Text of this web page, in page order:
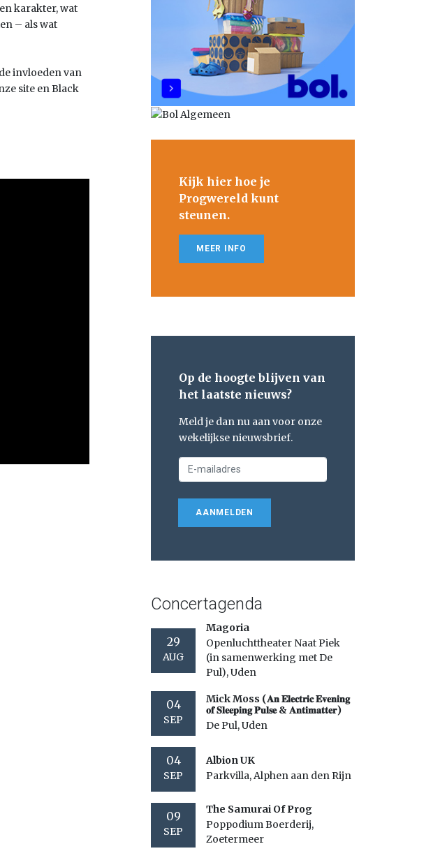
karakter, wat
– als wat
invloeden van
site en Black
Kijk hier hoe je
Progwereld kunt
steunen.
MEER INFO
Op de hoogte blijven van
het laatste nieuws?
Meld je dan nu aan voor onze
wekelijkse nieuwsbrief.
AANMELDEN
Concertagenda
29
AUG
Magoria
Openluchttheater Naat Piek
(in samenwerking met De
Pul), Uden
04
SEP
Mick Moss (𝐀𝐧 𝐄𝐥𝐞𝐜𝐭𝐫𝐢𝐜 𝐄𝐯𝐞𝐧𝐢𝐧𝐠
𝐨𝐟 𝐒𝐥𝐞𝐞𝐩𝐢𝐧𝐠 𝐏𝐮𝐥𝐬𝐞 & 𝐀𝐧𝐭𝐢𝐦𝐚𝐭𝐭𝐞𝐫)
De Pul, Uden
04
SEP
Albion UK
Parkvilla, Alphen aan den Rijn
09
SEP
The Samurai Of Prog
Poppodium Boerderij,
Zoetermeer